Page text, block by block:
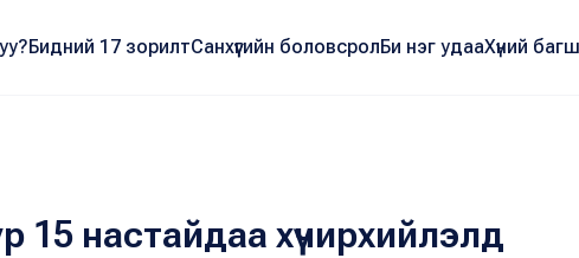
Бидний 17 зорилтСанхүүгийн боловсролБи нэг удааХүний багш
настайдаа хүчирхийлэлд